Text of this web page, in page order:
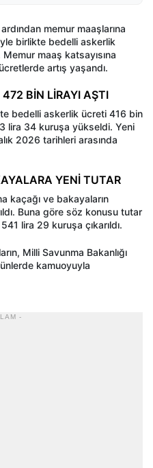
memur maaşlarına
birlikte bedelli askerlik
maaş katsayısına
artış yaşandı.
472 BİN LİRAYI AŞTI
bedelli askerlik ücreti 416 bin
lira 34 kuruşa yükseldi. Yeni
2026 tarihleri arasında
YENİ TUTAR
kaçağı ve bakayaların
Buna göre söz konusu tutar
lira 29 kuruşa çıkarıldı.
Milli Savunma Bakanlığı
kamuoyuyla
-